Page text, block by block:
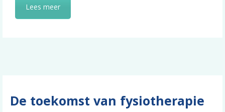
Lees meer
De toekomst van fysiotherapie